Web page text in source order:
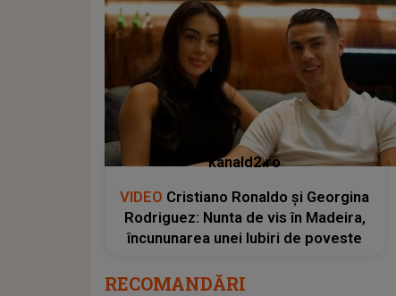
kanald2.ro
VIDEO Cristiano Ronaldo și Georgina
Rodriguez: Nunta de vis în Madeira,
încununarea unei Iubiri de poveste
RECOMANDĂRI